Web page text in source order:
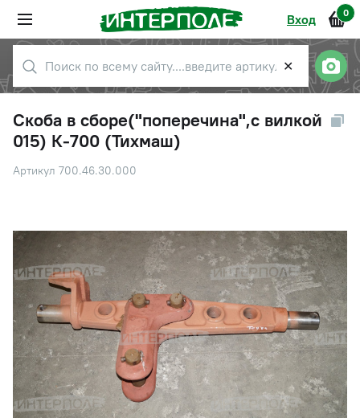
Вход 0
✕
Скоба в сборе("поперечина",с вилкой
015) К-700 (Тихмаш)
Артикул 700.46.30.000